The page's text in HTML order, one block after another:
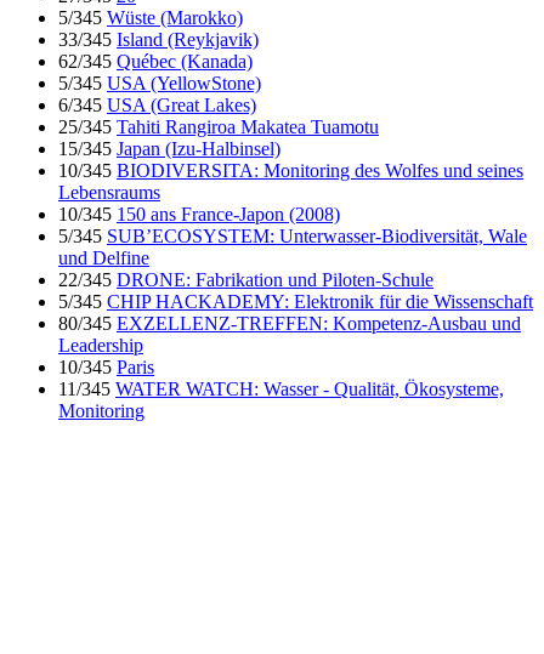
5/345 Wüste (Marokko)
33/345 Island (Reykjavik)
62/345 Québec (Kanada)
5/345 USA (YellowStone)
6/345 USA (Great Lakes)
25/345 Tahiti Rangiroa Makatea Tuamotu
15/345 Japan (Izu-Halbinsel)
10/345 BIODIVERSITA: Monitoring des Wolfes und seines
Lebensraums
10/345 150 ans France-Japon (2008)
5/345 SUB’ECOSYSTEM: Unterwasser-Biodiversität, Wale
und Delfine
22/345 DRONE: Fabrikation und Piloten-Schule
5/345 CHIP HACKADEMY: Elektronik für die Wissenschaft
80/345 EXZELLENZ-TREFFEN: Kompetenz-Ausbau und
Leadership
10/345 Paris
11/345 WATER WATCH: Wasser - Qualität, Ökosysteme,
Monitoring